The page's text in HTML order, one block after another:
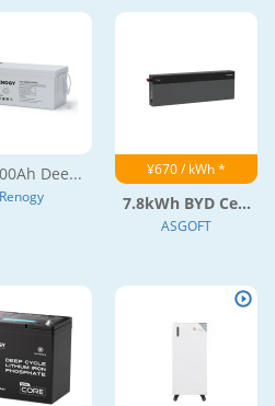
Dee...
Renogy
¥670 / kWh *
7.8kWh BYD Ce...
ASGOFT